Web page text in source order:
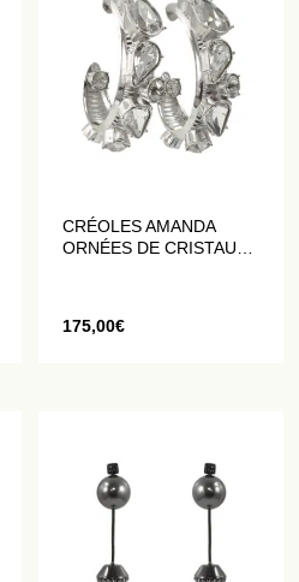
CRÉOLES AMANDA
ORNÉES DE CRISTAUX
175,00€